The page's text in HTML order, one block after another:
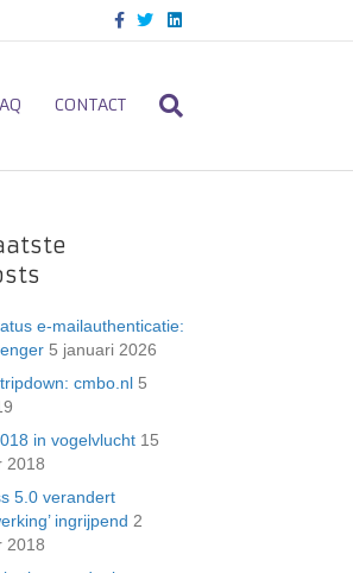
c
o
o
T
i
e
L
n
d
CONTACT
e-mailauthenticatie:
5 januari 2026
cmbo.nl 5
in vogelvlucht 15
2018
5.0 verandert
ingrijpend 2
2018